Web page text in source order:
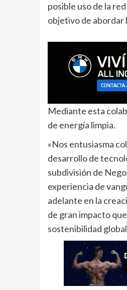
posible uso de la
objetivo de abordar
Mediante esta
de energía limpia.
«Nos entusiasma
desarrollo de
subdivisión de
experiencia de
adelante en la
de gran impacto
sostenibilidad